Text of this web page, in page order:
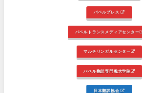
バベルプレス
バベルトランスメディアセンター
マルチリンガルセンター
バベル翻訳専門職大学院
日本翻訳協会